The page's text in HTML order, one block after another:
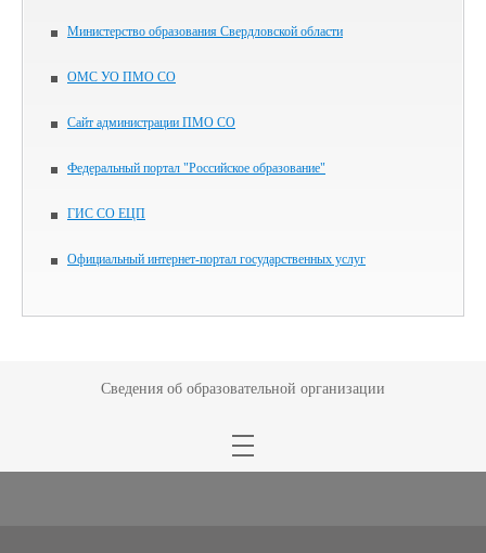
Министерство образования Свердловской области
ОМС УО ПМО СО
Сайт администрации ПМО СО
Федеральный портал "Российское образование"
ГИС СО ЕЦП
Официальный интернет-портал государственных услуг
Сведения об образовательной организации